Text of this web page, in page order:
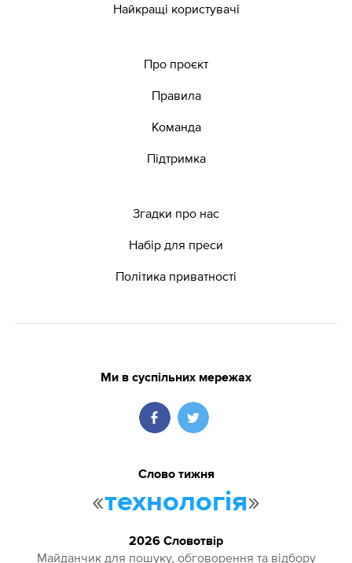
Найкращі користувачі
Про проєкт
Правила
Команда
Підтримка
Згадки про нас
Набір для преси
Політика приватності
Ми в суспільних мережах
Слово тижня
«технологія»
2026 Словотвір
Майданчик для пошуку, обговорення та відбору